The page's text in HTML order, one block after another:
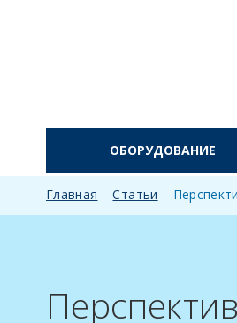
ОБОРУДОВАНИЕ
Главная Статьи